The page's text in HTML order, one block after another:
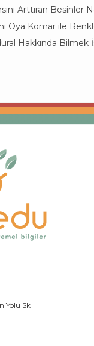
Arttıran Besinler
Oya Komar ile
Hakkında Bilmek
Yolu Sk